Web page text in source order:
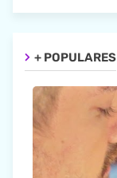
+ POPULARES